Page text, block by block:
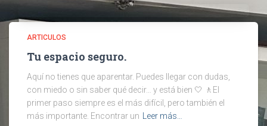
ARTICULOS
Tu espacio seguro.
Aquí no tienes que aparentar. Puedes llegar con dudas,
con miedo o sin saber qué decir… y está bien 🤍 🚶El
primer paso siempre es el más difícil, pero también el
más importante. Encontrar un
Leer más…